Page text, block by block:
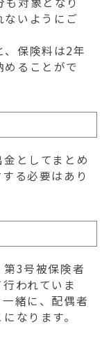
ないようにご
、保険料は2年
めることがで
としてまとめ
る必要はあり
3号被保険者
われていま
緒に、配偶者
なります。